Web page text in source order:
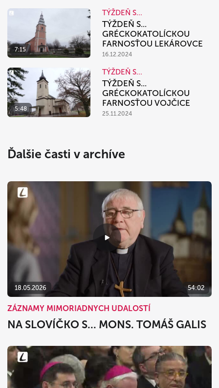
7:15
TÝŽDEŇ S...
TÝŽDEŇ S...
GRÉCKOKATOLÍCKOU
FARNOSŤOU LEKÁROVCE
16.12.2024
5:48
TÝŽDEŇ S...
TÝŽDEŇ S...
GRÉCKOKATOLÍCKOU
FARNOSŤOU VOJČICE
25.11.2024
Ďalšie časti v archíve
18.05.2026 54:02
ZÁZNAMY MIMORIADNYCH UDALOSTÍ
NA SLOVÍČKO S... MONS. TOMÁŠ GALIS